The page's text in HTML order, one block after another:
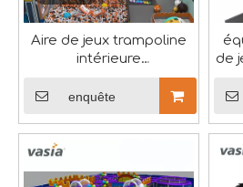
Aire de jeux trampoline
intérieure
personnalisable-Vasia
enquête
de